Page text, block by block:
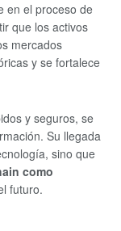
en el proceso de
que los activos
mercados
y se fortalece
y seguros, se
Su llegada
sino que
como
futuro.